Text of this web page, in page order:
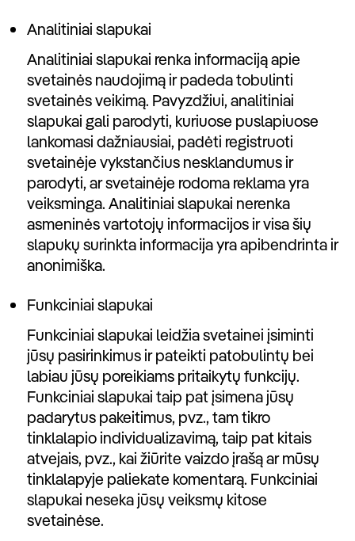
Analitiniai slapukai
Analitiniai slapukai renka informaciją apie
svetainės naudojimą ir padeda tobulinti
svetainės veikimą. Pavyzdžiui, analitiniai
slapukai gali parodyti, kuriuose puslapiuose
lankomasi dažniausiai, padėti registruoti
svetainėje vykstančius nesklandumus ir
parodyti, ar svetainėje rodoma reklama yra
veiksminga. Analitiniai slapukai nerenka
asmeninės vartotojų informacijos ir visa šių
slapukų surinkta informacija yra apibendrinta ir
anonimiška.
Funkciniai slapukai
Funkciniai slapukai leidžia svetainei įsiminti
jūsų pasirinkimus ir pateikti patobulintų bei
labiau jūsų poreikiams pritaikytų funkcijų.
Funkciniai slapukai taip pat įsimena jūsų
padarytus pakeitimus, pvz., tam tikro
tinklalapio individualizavimą, taip pat kitais
atvejais, pvz., kai žiūrite vaizdo įrašą ar mūsų
tinklalapyje paliekate komentarą. Funkciniai
slapukai neseka jūsų veiksmų kitose
svetainėse.